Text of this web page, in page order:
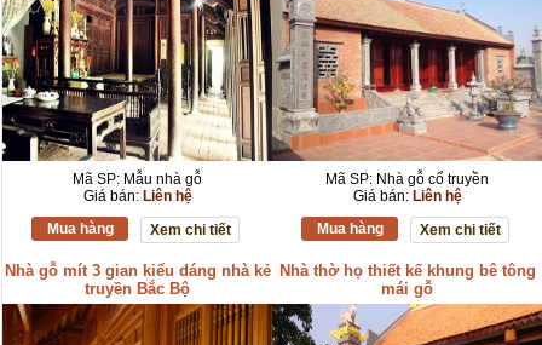
Mã SP: Mẫu nhà gỗ
Giá bán: Liên hệ
Mua hàng
Xem chi tiết
Mã SP: Nhà gỗ cổ truyền
Giá bán: Liên hệ
Mua hàng
Xem chi tiết
Nhà gỗ mít 3 gian kiểu dáng nhà kẻ
truyền Bắc Bộ
Nhà thờ họ thiết kế khung bê tông
mái gỗ